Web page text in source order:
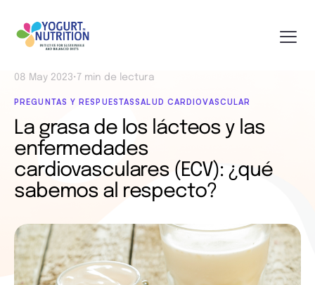
08 May 2023• 7 min de lectura
PREGUNTAS Y RESPUESTASSALUD CARDIOVASCULAR
La grasa de los lácteos y las
enfermedades
cardiovasculares (ECV): ¿qué
sabemos al respecto?